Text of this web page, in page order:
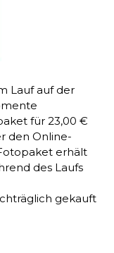
Lauf auf der
für 23,00 €
den Online-
erhält
des Laufs
gekauft